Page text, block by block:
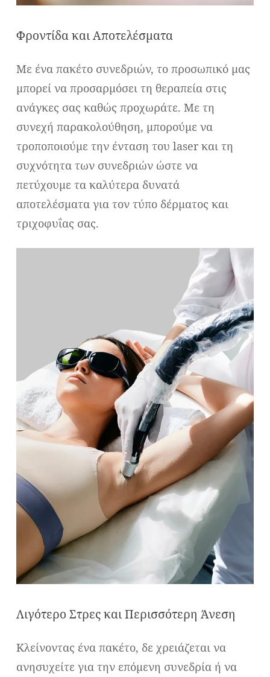
Φροντίδα και Αποτελέσματα
Με ένα πακέτο συνεδριών, το προσωπικό μας
μπορεί να προσαρμόσει τη θεραπεία στις
ανάγκες σας καθώς προχωράτε. Με τη
συνεχή παρακολούθηση, μπορούμε να
τροποποιούμε την ένταση του laser και τη
συχνότητα των συνεδριών ώστε να
πετύχουμε τα καλύτερα δυνατά
αποτελέσματα για τον τύπο δέρματος και
τριχοφυΐας σας.
Λιγότερο Στρες και Περισσότερη Άνεση
Κλείνοντας ένα πακέτο, δε χρειάζεται να
ανησυχείτε για την επόμενη συνεδρία ή να